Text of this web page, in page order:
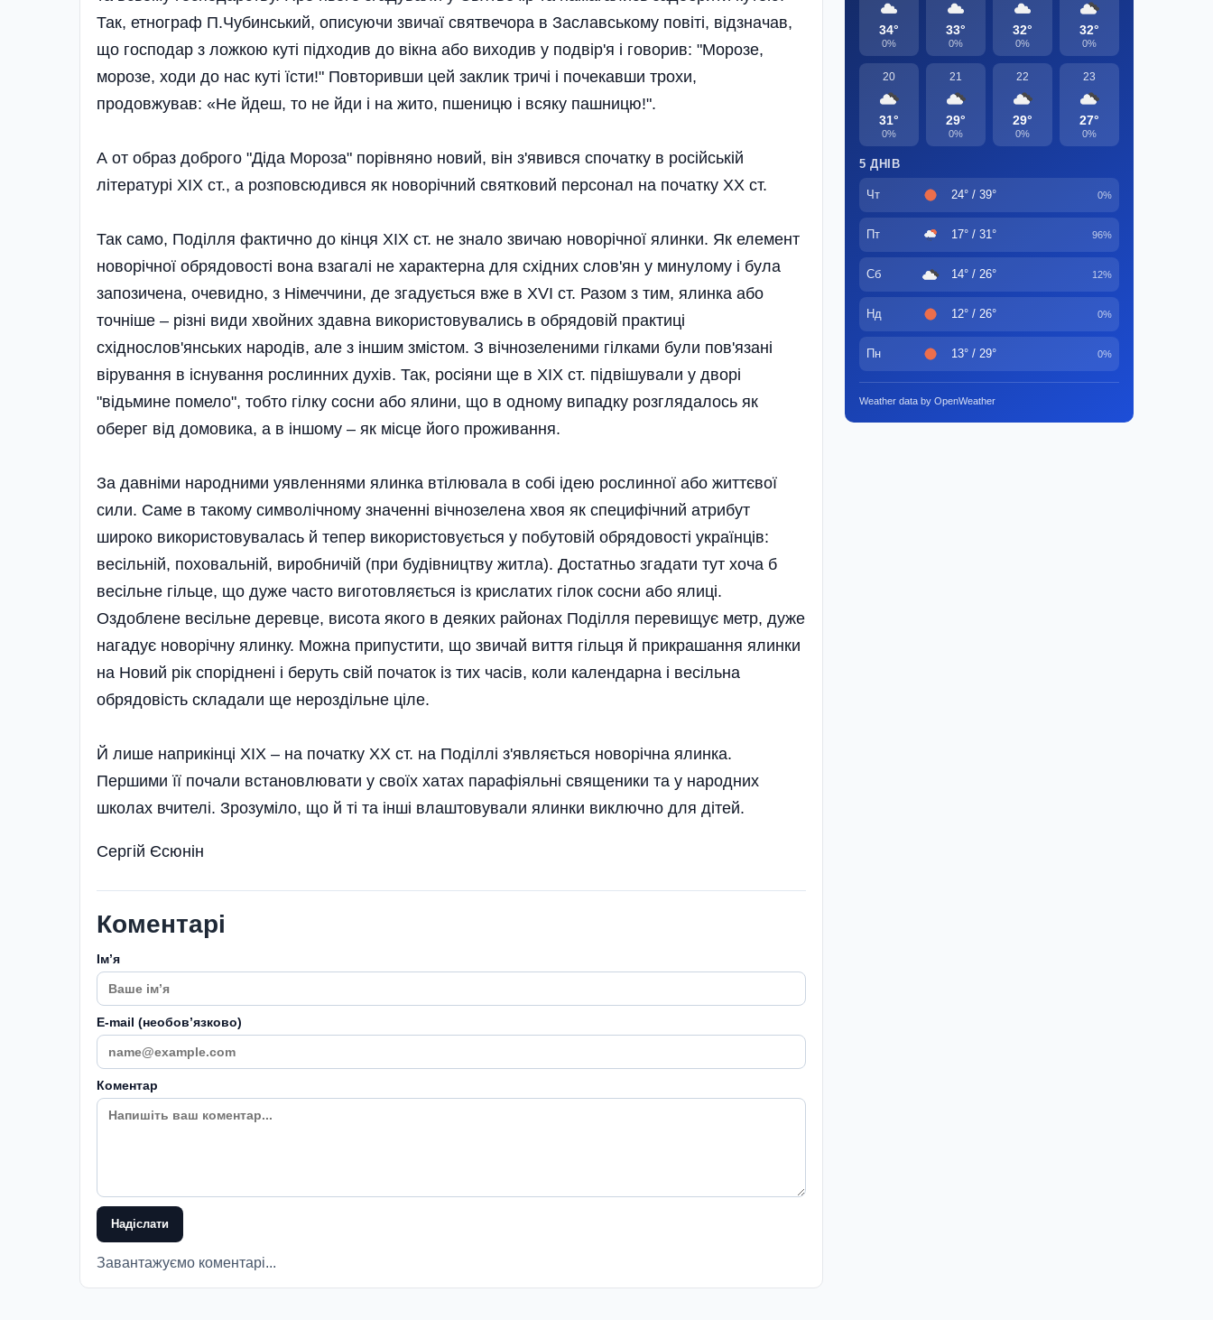
Так, етнограф П.Чубинський, описуючи звичаї святвечора в Заславському повіті, відзначав,
що господар з ложкою куті підходив до вікна або виходив у подвір'я і говорив: "Морозе,
морозе, ходи до нас куті їсти!" Повторивши цей заклик тричі і почекавши трохи,
продовжував: «Не йдеш, то не йди і на жито, пшеницю і всяку пашницю!".
А от образ доброго "Діда Мороза" порівняно новий, він з'явився спочатку в російській
літературі XIX ст., а розповсюдився як новорічний святковий персонал на початку ХХ ст.
Так само, Поділля фактично до кінця ХІХ ст. не знало звичаю новорічної ялинки. Як елемент
новорічної обрядовості вона взагалі не характерна для східних слов'ян у минулому і була
запозичена, очевидно, з Німеччини, де згадується вже в XVI ст. Разом з тим, ялинка або
точніше – різні види хвойних здавна використовувались в обрядовій практиці
східнослов'янських народів, але з іншим змістом. З вічнозеленими гілками були пов'язані
вірування в існування рослинних духів. Так, росіяни ще в XIX ст. підвішували у дворі
"відьмине помело", тобто гілку сосни або ялини, що в одному випадку розглядалось як
оберег від домовика, а в іншому – як місце його проживання.
За давніми народними уявленнями ялинка втілювала в собі ідею рослинної або життєвої
сили. Саме в такому символічному значенні вічнозелена хвоя як специфічний атрибут
широко використовувалась й тепер використовується у побутовій обрядовості українців:
весільній, поховальній, виробничій (при будівництву житла). Достатньо згадати тут хоча б
весільне гільце, що дуже часто виготовляється із крислатих гілок сосни або ялиці.
Оздоблене весільне деревце, висота якого в деяких районах Поділля перевищує метр, дуже
нагадує новорічну ялинку. Можна припустити, що звичай виття гільця й прикрашання ялинки
на Новий рік споріднені і беруть свій початок із тих часів, коли календарна і весільна
обрядовість складали ще нероздільне ціле.
Й лише наприкінці ХІХ – на початку ХХ ст. на Поділлі з'являється новорічна ялинка.
Першими її почали встановлювати у своїх хатах парафіяльні священики та у народних
школах вчителі. Зрозуміло, що й ті та інші влаштовували ялинки виключно для дітей.
Сергій Єсюнін
Коментарі
Імʼя
E-mail (необовʼязково)
Коментар
Надіслати
Завантажуємо коментарі...
34°
0%
33°
0%
32°
0%
32°
0%
20
31°
0%
21
29°
0%
22
29°
0%
23
27°
0%
5 ДНІВ
Чт 24° / 39° 0%
Пт 17° / 31° 96%
Сб 14° / 26° 12%
Нд 12° / 26° 0%
Пн 13° / 29° 0%
Weather data by OpenWeather